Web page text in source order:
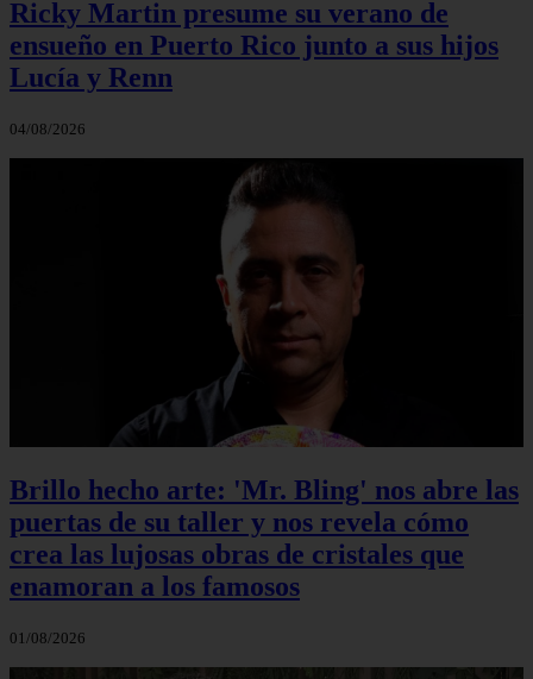
Ricky Martin presume su verano de
ensueño en Puerto Rico junto a sus hijos
Lucía y Renn
04/08/2026
Brillo hecho arte: 'Mr. Bling' nos abre las
puertas de su taller y nos revela cómo
crea las lujosas obras de cristales que
enamoran a los famosos
01/08/2026